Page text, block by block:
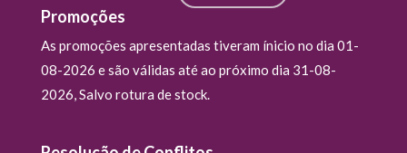
Promoções
As promoções apresentadas tiveram ínicio no dia 01-
08-2026 e são válidas até ao próximo dia 31-08-
2026, Salvo rotura de stock.